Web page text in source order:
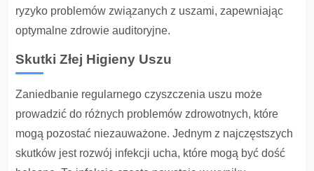
ryzyko problemów związanych z uszami, zapewniając
optymalne zdrowie auditoryjne.
Skutki Złej Higieny Uszu
Zaniedbanie regularnego czyszczenia uszu może
prowadzić do różnych problemów zdrowotnych, które
mogą pozostać niezauważone. Jednym z najczęstszych
skutków jest rozwój infekcji ucha, które mogą być dość